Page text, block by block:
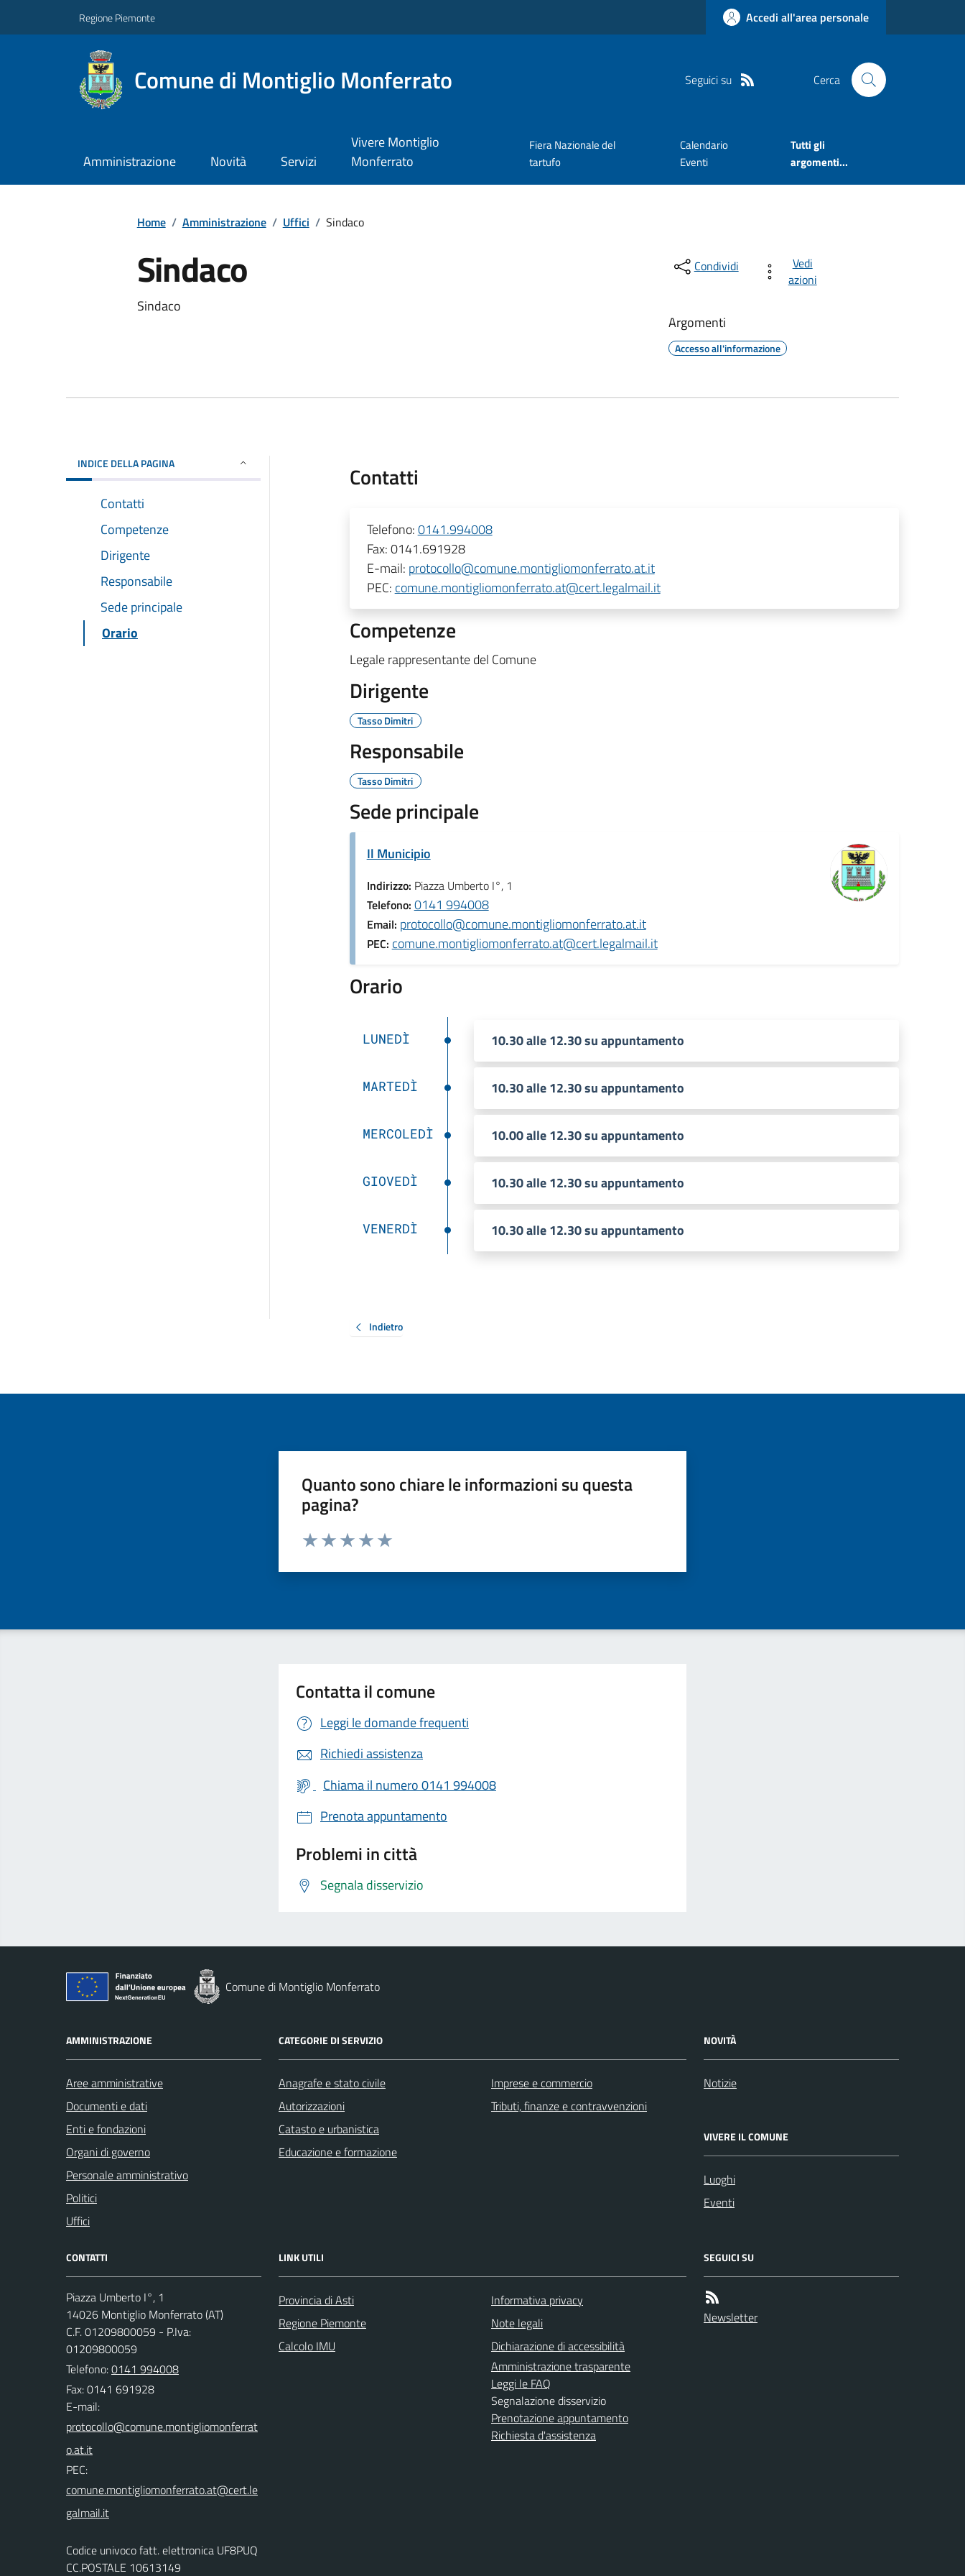
Regione Piemonte Accedi all'area personale
Comune di Montiglio Monferrato Seguici su Cerca
Amministrazione Novità Servizi
Vivere Montiglio
Monferrato
Fiera Nazionale del
tartufo
Calendario
Eventi
Tutti gli
argomenti...
Home / Amministrazione / Uffici / Sindaco
Sindaco
Sindaco
Condividi
Vedi
azioni
Argomenti
Accesso all'informazione
INDICE DELLA PAGINA
Contatti
Competenze
Dirigente
Responsabile
Sede principale
Orario
Contatti
Telefono:0141.994008
Fax:0141.691928
E-mail: protocollo@comune.montigliomonferrato.at.it
PEC: comune.montigliomonferrato.at@cert.legalmail.it
Competenze
Legale rappresentante del Comune
Dirigente
Tasso Dimitri
Responsabile
Tasso Dimitri
Sede principale
Il Municipio
Indirizzo: Piazza Umberto I°, 1
Telefono: 0141 994008
Email: protocollo@comune.montigliomonferrato.at.it
PEC: comune.montigliomonferrato.at@cert.legalmail.it
Orario
LUNEDÌ 10.30 alle 12.30 su appuntamento
MARTEDÌ 10.30 alle 12.30 su appuntamento
MERCOLEDÌ 10.00 alle 12.30 su appuntamento
GIOVEDÌ 10.30 alle 12.30 su appuntamento
VENERDÌ 10.30 alle 12.30 su appuntamento
Indietro
Quanto sono chiare le informazioni su questa
pagina?
Valuta da 1 a 5 stelle la pagina
Contatta il comune
Leggi le domande frequenti
Richiedi assistenza
Chiama il numero 0141 994008
Prenota appuntamento
Problemi in città
Segnala disservizio
Comune di Montiglio Monferrato
AMMINISTRAZIONE
Aree amministrative
Documenti e dati
Enti e fondazioni
Organi di governo
Personale amministrativo
Politici
Uffici
CATEGORIE DI SERVIZIO
Anagrafe e stato civile
Autorizzazioni
Catasto e urbanistica
Educazione e formazione
Imprese e commercio
Tributi, finanze e contravvenzioni
NOVITÀ
Notizie
VIVERE IL COMUNE
Luoghi
Eventi
CONTATTI
Piazza Umberto I°, 1
14026 Montiglio Monferrato (AT)
C.F. 01209800059 - P.Iva:
01209800059
Telefono:0141 994008
Fax: 0141 691928
E-mail:
PEC:
Codice univoco fatt. elettronica UF8PUQ
CC.POSTALE 10613149
LINK UTILI
Provincia di Asti
Regione Piemonte
Calcolo IMU
Informativa privacy
Note legali
Dichiarazione di accessibilità
Amministrazione trasparente
Leggi le FAQ
Segnalazione disservizio
Prenotazione appuntamento
Richiesta d'assistenza
SEGUICI SU
Newsletter